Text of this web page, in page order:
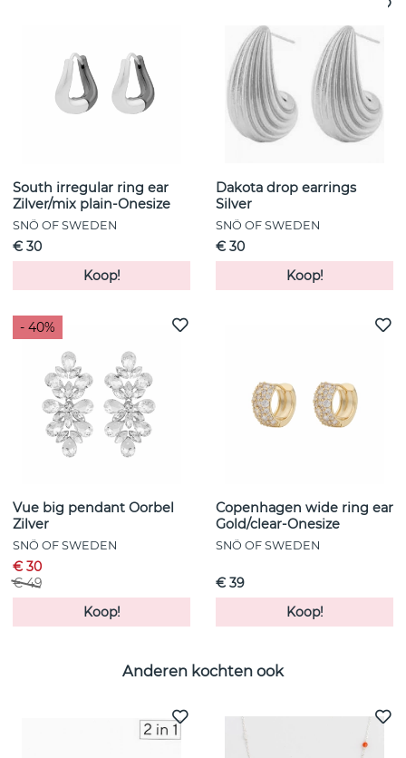
South irregular ring ear
Zilver/mix plain-Onesize
SNÖ OF SWEDEN
€ 30
Koop!
Dakota drop earrings
Silver
SNÖ OF SWEDEN
€ 30
Koop!
- 40%
Vue big pendant Oorbel
Zilver
SNÖ OF SWEDEN
€ 30
€ 49
Koop!
Copenhagen wide ring ear
Gold/clear-Onesize
SNÖ OF SWEDEN
€ 39
Koop!
Anderen kochten ook